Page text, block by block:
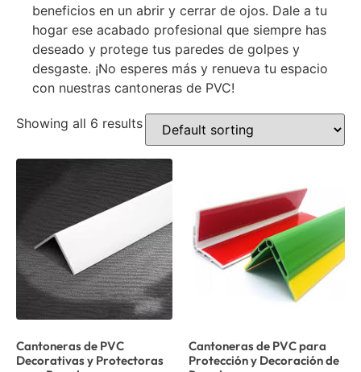
beneficios en un abrir y cerrar de ojos. Dale a tu
hogar ese acabado profesional que siempre has
deseado y protege tus paredes de golpes y
desgaste. ¡No esperes más y renueva tu espacio
con nuestras cantoneras de PVC!
Showing all 6 results
Cantoneras de PVC
Decorativas y Protectoras
Cantoneras de PVC para
Protección y Decoración de